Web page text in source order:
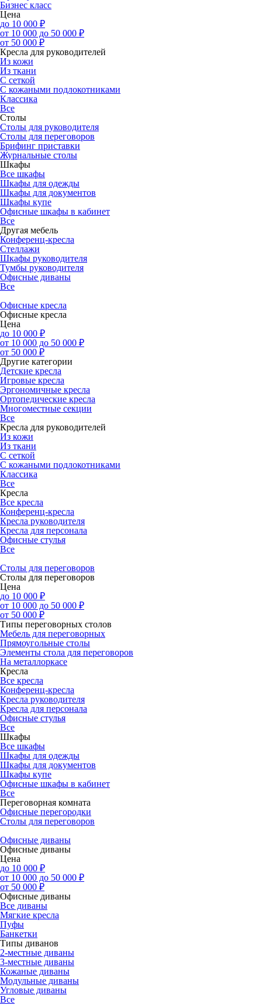
Бизнес класс
Цена
до 10 000 ₽
от 10 000 до 50 000 ₽
от 50 000 ₽
Кресла для руководителей
Из кожи
Из ткани
С сеткой
С кожаными подлокотниками
Классика
Все
Столы
Столы для руководителя
Столы для переговоров
Брифинг приставки
Журнальные столы
Шкафы
Все шкафы
Шкафы для одежды
Шкафы для документов
Шкафы купе
Офисные шкафы в кабинет
Все
Другая мебель
Конференц-кресла
Стеллажи
Шкафы руководителя
Тумбы руководителя
Офисные диваны
Все
Офисные кресла
Офисные кресла
Цена
до 10 000 ₽
от 10 000 до 50 000 ₽
от 50 000 ₽
Другие категории
Детские кресла
Игровые кресла
Эргономичные кресла
Ортопедические кресла
Многоместные секции
Все
Кресла для руководителей
Из кожи
Из ткани
С сеткой
С кожаными подлокотниками
Классика
Все
Кресла
Все кресла
Конференц-кресла
Кресла руководителя
Кресла для персонала
Офисные стулья
Все
Столы для переговоров
Столы для переговоров
Цена
до 10 000 ₽
от 10 000 до 50 000 ₽
от 50 000 ₽
Типы переговорных столов
Мебель для переговорных
Прямоугольные столы
Элементы стола для переговоров
На металлоркасе
Кресла
Все кресла
Конференц-кресла
Кресла руководителя
Кресла для персонала
Офисные стулья
Все
Шкафы
Все шкафы
Шкафы для одежды
Шкафы для документов
Шкафы купе
Офисные шкафы в кабинет
Все
Переговорная комната
Офисные перегородки
Столы для переговоров
Офисные диваны
Офисные диваны
Цена
до 10 000 ₽
от 10 000 до 50 000 ₽
от 50 000 ₽
Офисные диваны
Все диваны
Мягкие кресла
Пуфы
Банкетки
Типы диванов
2-местные диваны
3-местные диваны
Кожаные диваны
Модульные диваны
Угловые диваны
Все